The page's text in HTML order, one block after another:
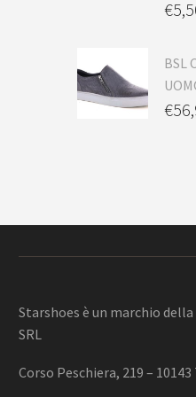
€
BSL
€
Starshoes è un marchio della
SRL
Corso Peschiera, 219 – 10143